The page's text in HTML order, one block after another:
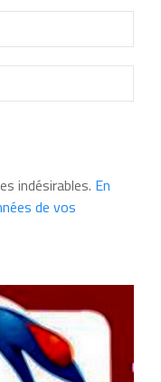
indésirables. En
de vos